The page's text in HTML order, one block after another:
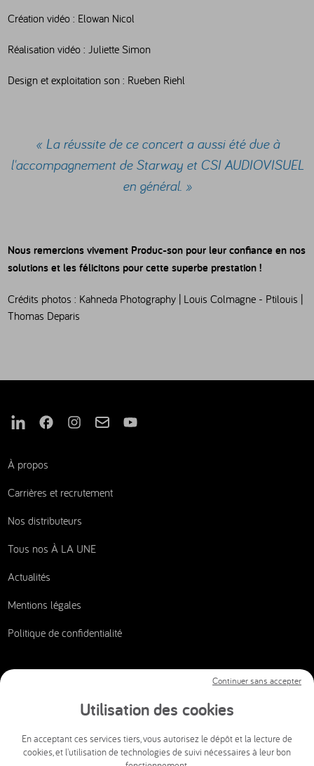
Création vidéo : Elowan Nicol
Réalisation vidéo : Juliette Simon
Design et exploitation son : Rueben Riehl
« La réussite de ce concert a aussi été due à
l'accompagnement de Starway et CSI AUDIOVISUEL
en général. »
Nous remercions vivement Produc-son pour leur confiance en nos
solutions et les félicitons pour cette superbe prestation !
Crédits photos : Kahneda Photography | Louis Colmagne - Ptilouis |
Thomas Deparis
Nous suivre sur Linkedin
Nous suivre sur Facebook
Nous suivre sur Instagram
Nous suivre sur Mail
Nous suivre sur Youtube
À propos
Carrières et recrutement
Nos distributeurs
Tous nos À LA UNE
Actualités
Mentions légales
Politique de confidentialité
CSI AUDIOVISUEL
info@csi-audiovisuel.com
Utilisation des cookies
En acceptant ces services tiers, vous autorisez le dépôt et la lecture de
cookies, et l'utilisation de technologies de suivi nécessaires à leur bon
Continuer sans accepter